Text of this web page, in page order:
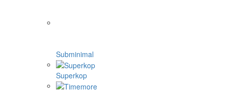
Subminimal
Superkop